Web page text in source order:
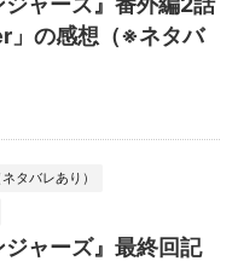
」の感想（※ネタバ
タバレあり）
ジャーズ』最終回記